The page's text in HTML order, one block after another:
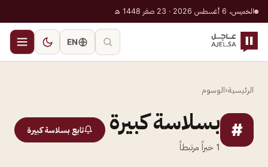
الخميس، 6 أغسطس 2026 · 23 صفر 1448 هـ
EN
الرئيسية‹الوسوم
# بسلاسة كبيرة
1 خبراً مرتبطاً
تابع بسلاسة كبيرة